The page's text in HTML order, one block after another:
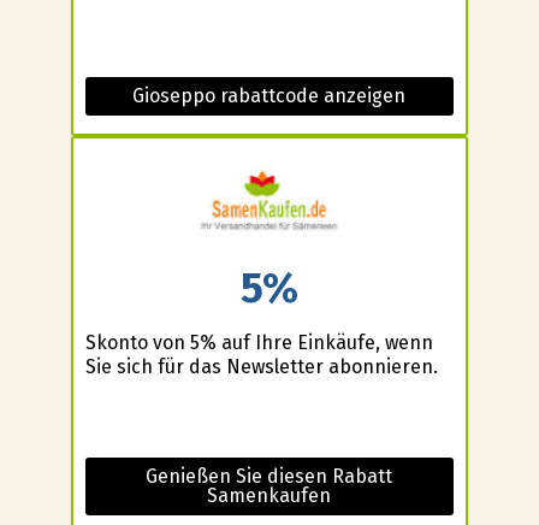
Gioseppo rabattcode anzeigen
5%
Skonto von 5% auf Ihre Einkäufe, wenn
Sie sich für das Newsletter abonnieren.
Genießen Sie diesen Rabatt
Samenkaufen